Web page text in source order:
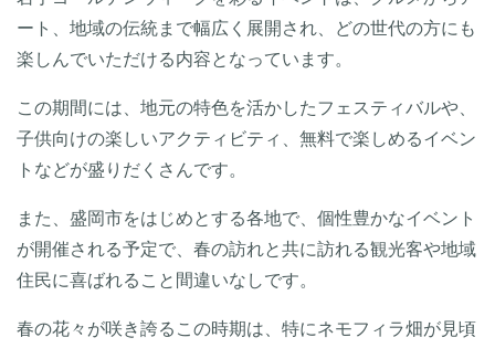
ート、地域の伝統まで幅広く展開され、どの世代の方にも
楽しんでいただける内容となっています。
この期間には、地元の特色を活かしたフェスティバルや、
子供向けの楽しいアクティビティ、無料で楽しめるイベン
トなどが盛りだくさんです。
また、盛岡市をはじめとする各地で、個性豊かなイベント
が開催される予定で、春の訪れと共に訪れる観光客や地域
住民に喜ばれること間違いなしです。
春の花々が咲き誇るこの時期は、特にネモフィラ畑が見頃